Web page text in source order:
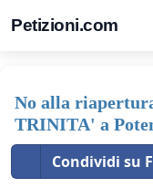
Petizioni.com
No alla
TRINITA' a
Condividi su